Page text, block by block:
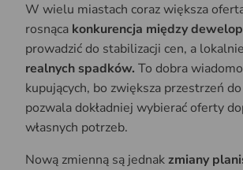
W wielu miastach coraz większa
rosnąca konkurencja między
prowadzić do stabilizacji cen, a
realnych spadków. To dobra
kupujących, bo zwiększa przestrzeń
pozwala dokładniej wybierać oferty
własnych potrzeb.
Nową zmienną są jednakzmiany